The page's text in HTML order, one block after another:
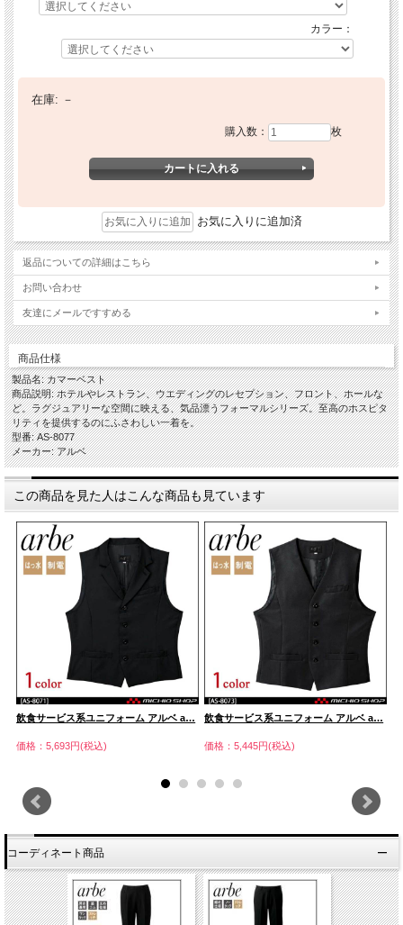
カラー：
在庫: －
購入数： 枚
お気に入りに追加済
返品についての詳細はこちら
お問い合わせ
友達にメールですすめる
商品仕様
製品名: カマーベスト
商品説明: ホテルやレストラン、ウエディングのレセプション、フロント、ホールな
ど。ラグジュアリーな空間に映える、気品漂うフォーマルシリーズ。至高のホスピタ
リティを提供するのにふさわしい一着を。
型番: AS-8077
メーカー: アルベ
この商品を見た人はこんな商品も見ています
飲食サービス系ユニフォーム アルベ a…
価格：5,693円(税込)
飲食サービス系ユニフォーム アルベ a…
価格：5,445円(税込)
コーディネート商品